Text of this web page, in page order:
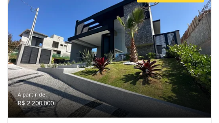
A partir de:
R$ 2.200.000